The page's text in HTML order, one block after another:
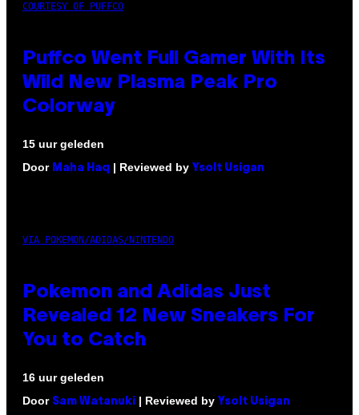
COURTESY OF PUFFCO
Puffco Went Full Gamer With Its
Wild New Plasma Peak Pro
Colorway
15 uur geleden
Door Maha Haq | Reviewed by Ysolt Usigan
VIA POKEMON/ADIDAS/NINTENDO
Pokemon and Adidas Just
Revealed 12 New Sneakers For
You to Catch
16 uur geleden
Door Sam Watanuki | Reviewed by Ysolt Usigan